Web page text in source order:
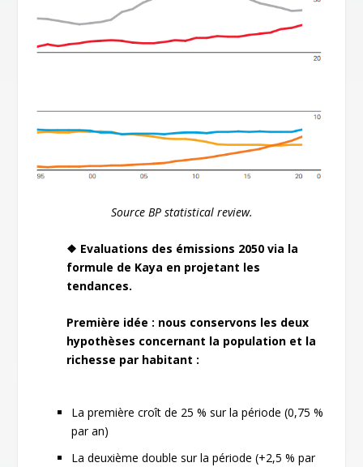
Source BP statistical review.
❖ Evaluations des émissions 2050 via la
formule de Kaya en projetant les
tendances.
Première idée : nous conservons les deux
hypothèses concernant la population et la
richesse par habitant :
La première croît de 25 % sur la période (0,75 %
par an)
La deuxième double sur la période (+2,5 % par